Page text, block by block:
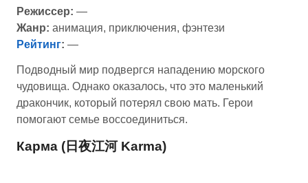
Режиссер: —
Жанр: анимация, приключения, фэнтези
Рейтинг: —
Подводный мир подвергся нападению морского
чудовища. Однако оказалось, что это маленький
дракончик, который потерял свою мать. Герои
помогают семье воссоединиться.
Карма (日夜江河 Karma)